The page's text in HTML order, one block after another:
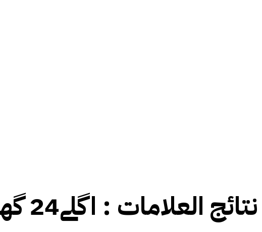
نتائج العلامات : اگلے24 گھنٹےانتہائی اہم ہیں